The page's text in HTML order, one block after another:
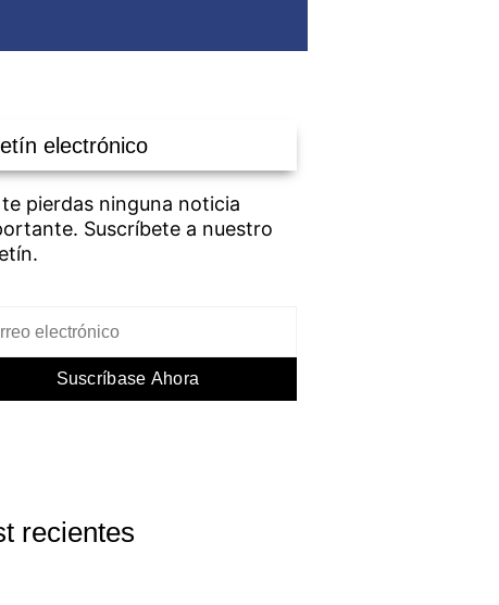
electrónico
pierdas ninguna noticia
Suscríbete a nuestro
Suscríbase Ahora
recientes